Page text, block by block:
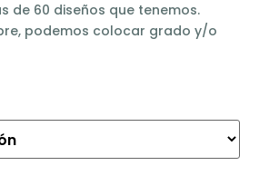
de 60 diseños que tenemos.
podemos colocar grado y/o